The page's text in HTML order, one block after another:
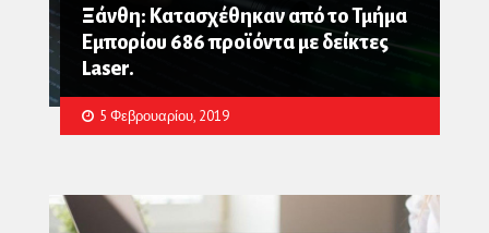
Ξάνθη: Κατασχέθηκαν από το Τμήμα
Εμπορίου 686 προϊόντα με δείκτες
Laser.
5 Φεβρουαρίου, 2019